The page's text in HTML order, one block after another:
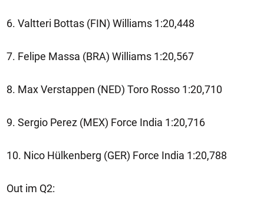
6. Valtteri Bottas (FIN) Williams 1:20,448
7. Felipe Massa (BRA) Williams 1:20,567
8. Max Verstappen (NED) Toro Rosso 1:20,710
9. Sergio Perez (MEX) Force India 1:20,716
10. Nico Hülkenberg (GER) Force India 1:20,788
Out im Q2: